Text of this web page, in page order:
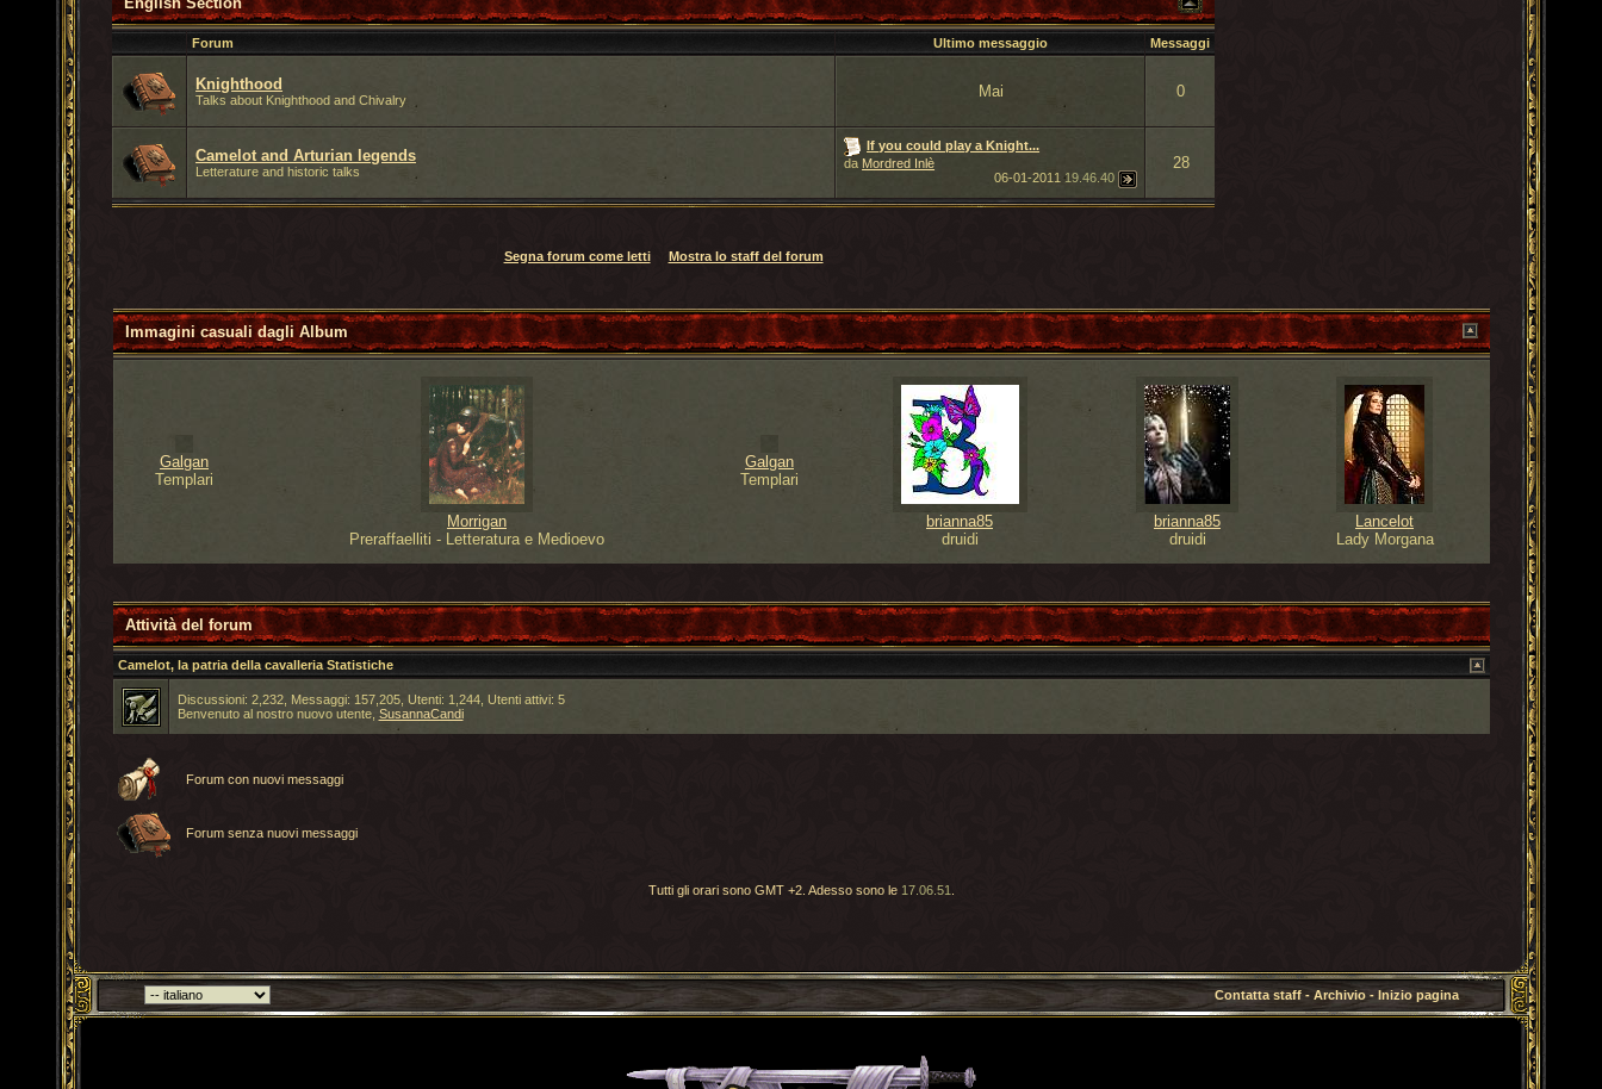
Forum Ultimo messaggio Messaggi
Knighthood
Talks about Knighthood and Chivalry Mai 0
Camelot and Arturian legends
Letterature and historic talks
If you could play a Knight...
da Mordred Inlè
06-01-201119.46.40
28
Segna forum come letti Mostra lo staff del forum
Immagini casuali dagliAlbum
Galgan
Templari
Morrigan
Preraffaelliti - Letteratura e Medioevo
Galgan
Templari
brianna85
druidi
brianna85
druidi
Lancelot
Lady Morgana
Attività del forum
Camelot, la patria della cavalleria Statistiche
Discussioni: 2,232, Messaggi: 157,205, Utenti: 1,244, Utenti attivi: 5
Benvenuto al nostro nuovo utente, SusannaCandi
Forum con nuovi messaggi
Forum senza nuovi messaggi
Tutti gli orari sono GMT +2. Adesso sono le 17.06.51
Contatta staff- Archivio- Inizio pagina
Torna indietro